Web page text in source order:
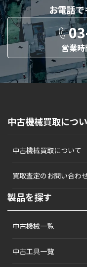
お電話
営業
中古機械買取につ
中古機械買取について
買取査定のお問い合わ
製品を探す
中古機械一覧
中古工具一覧